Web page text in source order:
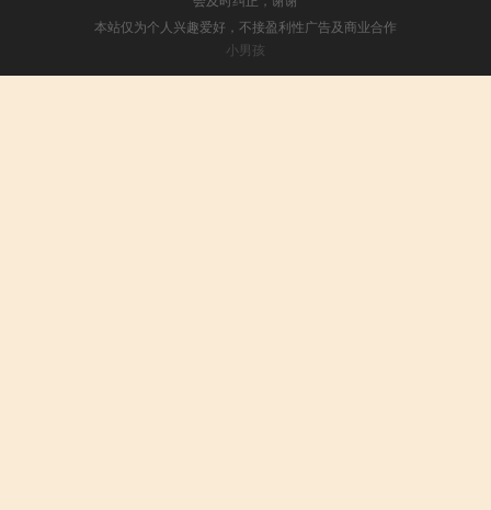
本站仅为个人兴趣爱好，不接盈利性广告及商业合作
小男孩